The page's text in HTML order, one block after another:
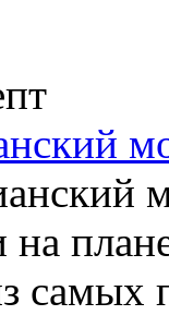
на
самых